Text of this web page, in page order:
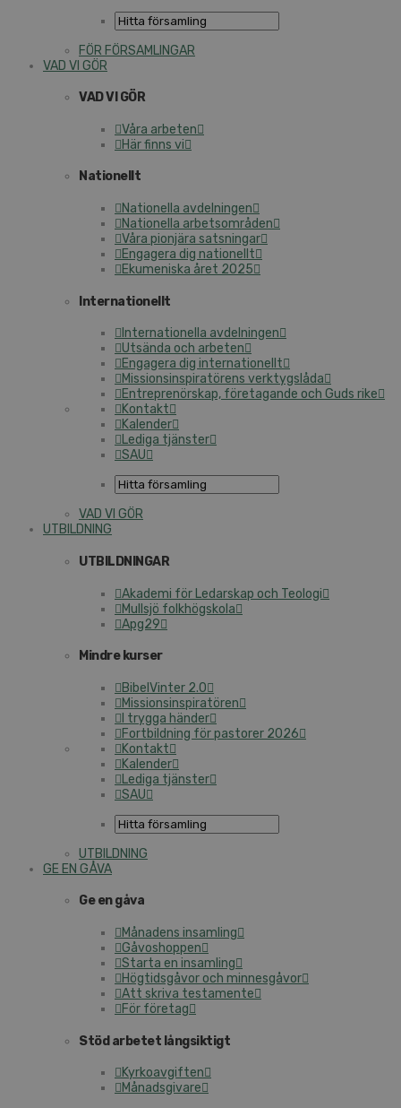
FÖR FÖRSAMLINGAR
VAD VI GÖR
VAD VI GÖR
Våra arbeten
Här finns vi
Nationellt
Nationella avdelningen
Nationella arbetsområden
Våra pionjära satsningar
Engagera dig nationellt
Ekumeniska året 2025
Internationellt
Internationella avdelningen
Utsända och arbeten
Engagera dig internationellt
Missionsinspiratörens verktygslåda
Entreprenörskap, företagande och Guds rike
Kontakt
Kalender
Lediga tjänster
SAU
VAD VI GÖR
UTBILDNING
UTBILDNINGAR
Akademi för Ledarskap och Teologi
Mullsjö folkhögskola
Apg29
Mindre kurser
BibelVinter 2.0
Missionsinspiratören
I trygga händer
Fortbildning för pastorer 2026
Kontakt
Kalender
Lediga tjänster
SAU
UTBILDNING
GE EN GÅVA
Ge en gåva
Månadens insamling
Gåvoshoppen
Starta en insamling
Högtidsgåvor och minnesgåvor
Att skriva testamente
För företag
Stöd arbetet långsiktigt
Kyrkoavgiften
Månadsgivare